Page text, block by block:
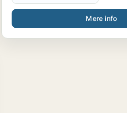
Mere info
/ ufaglært / gartner